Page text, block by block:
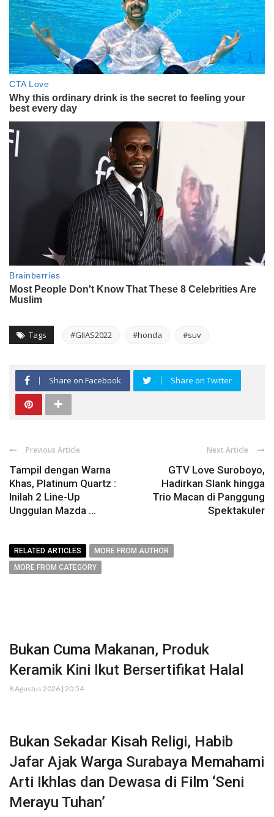
Tags #GIIAS2022 #honda #suv
Share on Facebook Share on Twitter
Previous Article
Tampil dengan Warna
Khas, Platinum Quartz :
Inilah 2 Line-Up
Unggulan Mazda ...
Next Article
GTV Love Suroboyo,
Hadirkan Slank hingga
Trio Macan di Panggung
Spektakuler
RELATED ARTICLES
MORE FROM AUTHOR
MORE FROM CATEGORY
Bukan Cuma Makanan, Produk
Keramik Kini Ikut Bersertifikat Halal
8 Agustus 2026 | 20:54
Bukan Sekadar Kisah Religi, Habib
Jafar Ajak Warga Surabaya Memahami
Arti Ikhlas dan Dewasa di Film ‘Seni
Merayu Tuhan’